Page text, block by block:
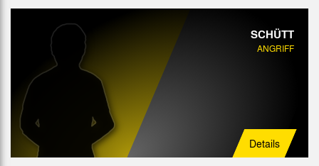
SCHÜTT
ANGRIFF
Details